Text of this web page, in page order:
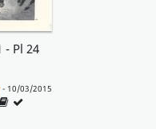
- Pl 24
- 10/03/2015